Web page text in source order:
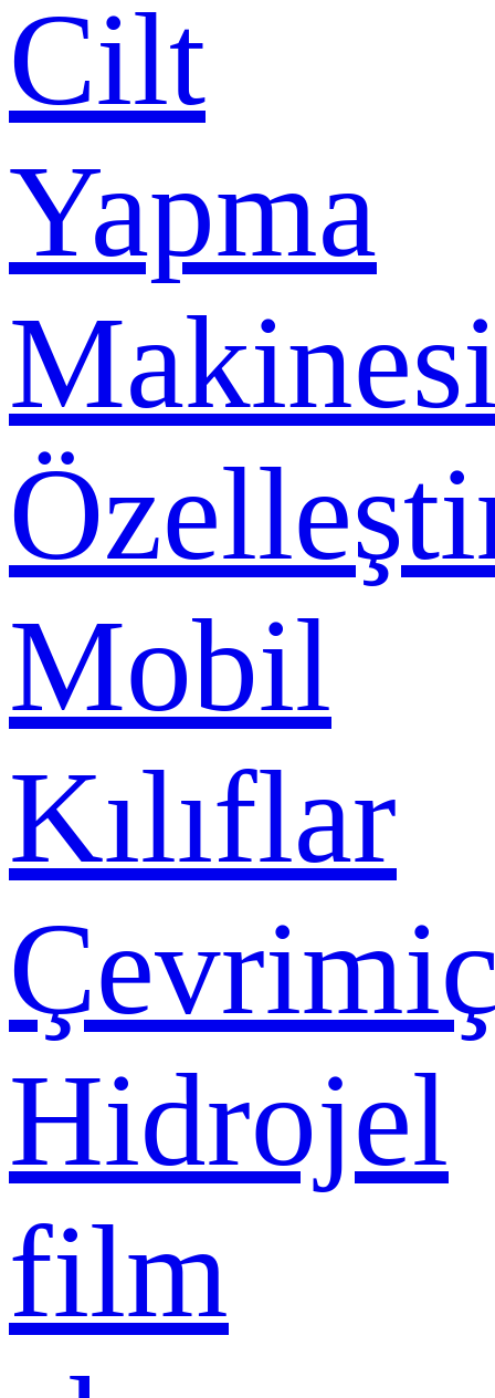
Cilt
Yapma
Mobil
Kılıflar
Hidrojel
film